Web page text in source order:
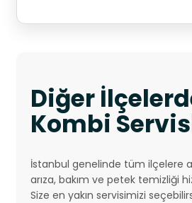
Diğer
Kombi
İstanbul genelinde tüm ilçelere
arıza, bakım ve petek temizliği
Size en yakın servisimizi